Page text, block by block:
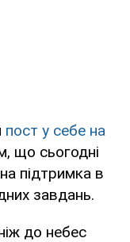
пост у себе на
що сьогодні
підтримка в
завдань.
до небес